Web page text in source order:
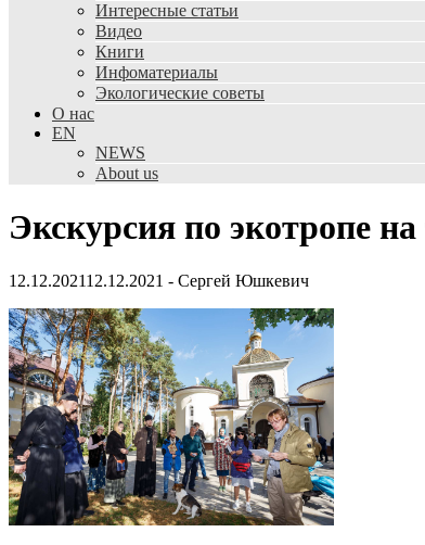
Интересные статьи
Видео
Книги
Инфоматериалы
Экологические советы
О нас
EN
NEWS
About us
Экскурсия по экотропе
12.12.202112.12.2021 - Сергей Юшкевич